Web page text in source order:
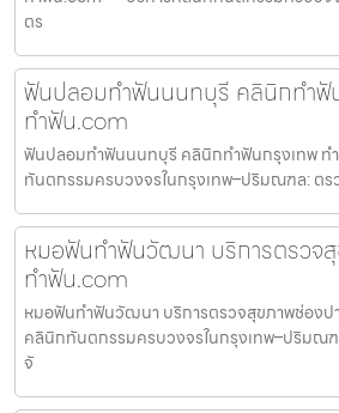
ตร
ฟันปลอมทำฟันนนทบุรี คลินิกทำฟั
ทำฟัน.com
ฟันปลอมทำฟันนนทบุรี คลินิกทำฟันกรุงเทพ
ทันตกรรมครบวงจรในกรุงเทพ–ปริมณฑล: ต
หมอฟันทำฟันวัฒนา บริการตรวจ
ทำฟัน.com
หมอฟันทำฟันวัฒนา บริการตรวจสุขภาพช่อง
คลินิกทันตกรรมครบวงจรในกรุงเทพ–ปริมณ
จั